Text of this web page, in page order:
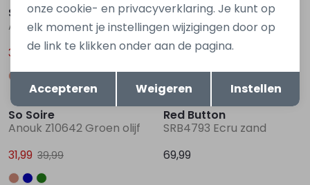
So Soire
Anouk Z10642 Ecru zand
31,99 39,99
So Soire
31,99 39,99
Sale
So Soire
Anouk Z10642 Groen olijf
31,99 39,99
Red Button
SRB4793 Ecru zand
69,99
Terug Opslaan
onze cookie- en privacyverklaring. Je kunt op
elk moment je instellingen wijzigingen door op
de link te klikken onder aan de pagina.
Accepteren Weigeren Instellen